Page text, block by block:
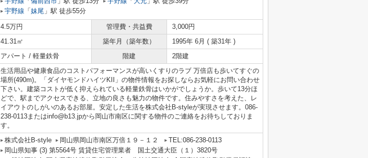
宇野線 「 妹尾 」駅 徒歩55分
4.5万円 管理費・共益費
3,000円
41.31㎡ 築年月（築年数）
1995年 6月 ( 築31年 )
アパート / 軽量鉄骨 階建 2階建
生活用品や健康食品のコストパフォーマンスが高いくすりのラブ 万倍店も歩いてすぐの
場所(490m)。「ダイヤモンドハイツKII」の物件情報をお探しならお気軽にお問い合わせ
下さい。建築コストが低く抑えられている軽量鉄骨はいかがでしょうか。歩いて13分ほ
どで、駅までアクセスできる、立地の良さも魅力の物件です。住みやすさを考えた、レ
イアウトのしがいのあるお部屋。安定した生活を株式会社B-styleが実現させます。086-
238-0113またはinfo@b13.jpから岡山市南区に関する物件のご連絡をお待ちしておりま
す。
株式会社B-style 岡山県岡山市南区万倍１９－１２
TEL:086-238-0113
岡山県知事 (3) 第5564号 賃貸住宅管理業者 国土交通大臣（１）3820号